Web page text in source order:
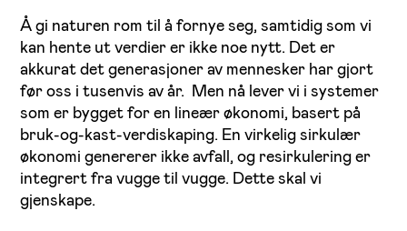
Å gi naturen rom til å fornye seg, samtidig som vi
kan hente utverdier er ikke noe nytt. Det er
akkurat det generasjoner av mennesker har gjort
før oss i tusenvis av år. Men nå lever vi i systemer
som er bygget for en lineær økonomi, basert på
bruk-og-kast-verdiskaping. En virkelig sirkulær
økonomi genererer ikke avfall, og resirkulering er
integrert fra vugge til vugge. Dette skal vi
gjenskape.